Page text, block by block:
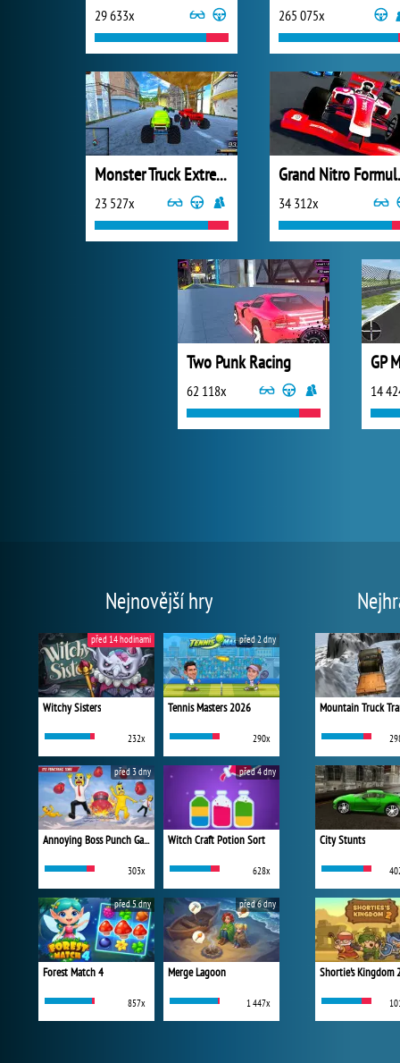
29 633x 265 075x
Monster Truck Extreme Racing
23 527x 34 312x
Two Punk Racing
62 118x
GP
14
Nejnovější hry
Witchy Sisters
232x
před 14 hodinami
Tennis Masters 2026
290x
před 2 dny
Annoying Boss Punch Game
303x
před 3 dny
Witch Craft Potion Sort
628x
před 4 dny
Forest Match 4
857x
před 5 dny
Merge Lagoon
1 447x
před 6 dny
Mountain Truck
City Stunts
Shortie's Kingdom